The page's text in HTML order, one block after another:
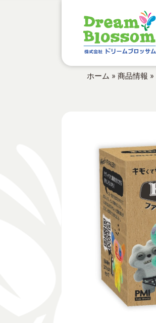
ホーム » 商品情報 »